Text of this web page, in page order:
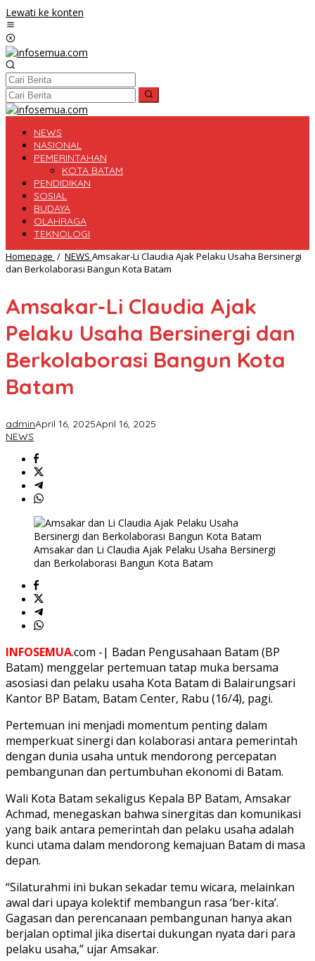
Lewati ke konten
NEWS
NASIONAL
PEMERINTAHAN
KOTA BATAM
PENDIDIKAN
SOSIAL
BUDAYA
OLAHRAGA
TEKNOLOGI
Homepage / NEWS Amsakar-Li Claudia Ajak Pelaku Usaha Bersinergi
dan Berkolaborasi Bangun Kota Batam
Amsakar-Li Claudia Ajak
Pelaku Usaha Bersinergi dan
Berkolaborasi Bangun Kota
Batam
adminApril 16, 2025April 16, 2025
NEWS
Amsakar dan Li Claudia Ajak Pelaku Usaha Bersinergi
dan Berkolaborasi Bangun Kota Batam
INFOSEMUA.com -| Badan Pengusahaan Batam (BP
Batam) menggelar pertemuan tatap muka bersama
asosiasi dan pelaku usaha Kota Batam di Balairungsari
Kantor BP Batam, Batam Center, Rabu (16/4), pagi.
Pertemuan ini menjadi momentum penting dalam
memperkuat sinergi dan kolaborasi antara pemerintah
dengan dunia usaha untuk mendorong percepatan
pembangunan dan pertumbuhan ekonomi di Batam.
Wali Kota Batam sekaligus Kepala BP Batam, Amsakar
Achmad, menegaskan bahwa sinergitas dan komunikasi
yang baik antara pemerintah dan pelaku usaha adalah
kunci utama dalam mendorong kemajuan Batam di masa
depan.
“Silaturahmi ini bukan sekadar temu wicara, melainkan
awal dari upaya kolektif membangun rasa ‘ber-kita’.
Gagasan dan perencanaan pembangunan hanya akan
berjalan optimal jika disertai dukungan nyata dari para
pelaku usaha,” ujar Amsakar.